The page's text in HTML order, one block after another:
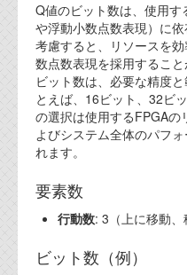
Q値のビット数は、使用
や浮動小数点数表現）に
考慮すると、リソースを
数点数表現を採用するこ
ビット数は、必要な精度
とえば、16ビット、32ビ
の選択は使用するFPGAの
よびシステム全体のパフ
れます。
要素数
行動数: 3（上に移動、
ビット数（例）